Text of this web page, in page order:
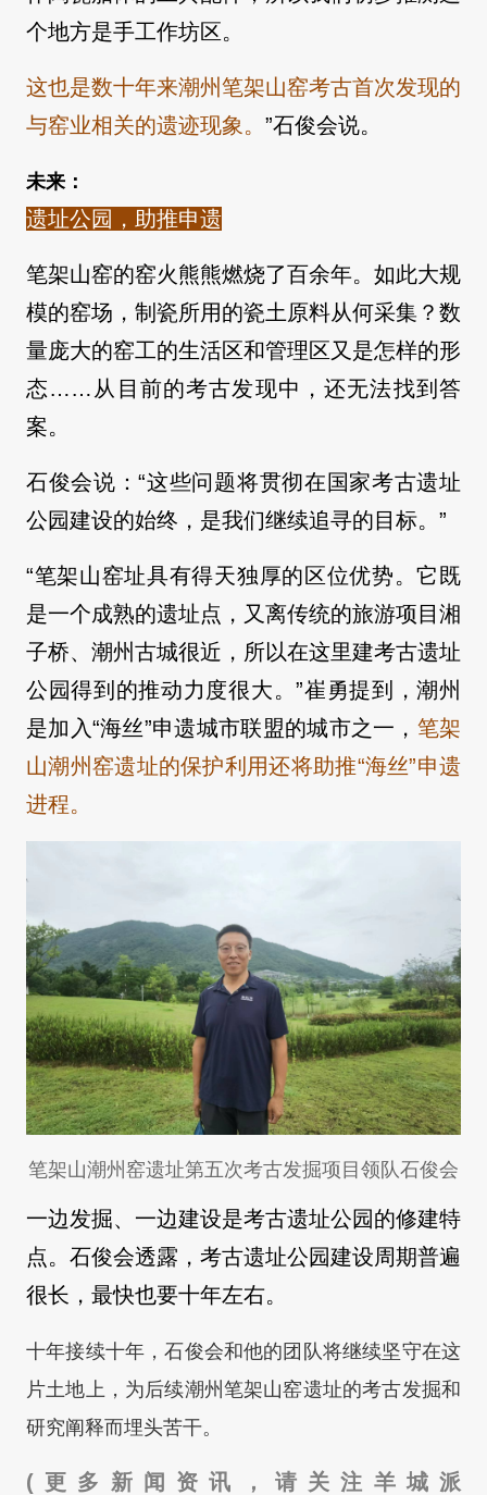
个地方是手工作坊区。
这也是数十年来潮州笔架山窑考古首次发现的
与窑业相关的遗迹现象。 ”石俊会说。
未来：
遗址公园，助推申遗
笔架山窑的窑火熊熊燃烧了百余年。如此大规
模的窑场，制瓷所用的瓷土原料从何采集？数
量庞大的窑工的生活区和管理区又是怎样的形
态……从目前的考古发现中，还无法找到答
案。
石俊会说：“这些问题将贯彻在国家考古遗址
公园建设的始终，是我们继续追寻的目标。”
“笔架山窑址具有得天独厚的区位优势。它既
是一个成熟的遗址点，又离传统的旅游项目湘
子桥、潮州古城很近，所以在这里建考古遗址
公园得到的推动力度很大。”崔勇提到，潮州
是加入“海丝”申遗城市联盟的城市之一， 笔架
山潮州窑遗址的保护利用还将助推“海丝”申遗
进程。
笔架山潮州窑遗址第五次考古发掘项目领队石俊会
一边发掘、一边建设是考古遗址公园的修建特
点。石俊会透露，考古遗址公园建设周期普遍
很长，最快也要十年左右。
十年接续十年，石俊会和他的团队将继续坚守在这
片土地上，为后续潮州笔架山窑遗址的考古发掘和
研究阐释而埋头苦干。
(更多新闻资讯，请关注羊城派